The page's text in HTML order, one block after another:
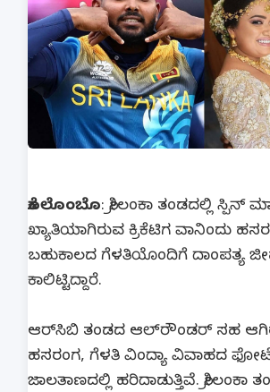
ಕೊಲೊಂಬೊ: ಶ್ರೀಲಂಕಾ ತಂಡದಲ್ಲಿ ಸ್ಪಿನ್
ಖ್ಯಾತಿಯಾಗಿರುವ ಕ್ರಿಕೆಟಿಗ ವಾನಿಂದು
ಬಹುಕಾಲದ ಗೆಳತಿಯೊಂದಿಗೆ ದಾಂಪತ್ಯ
ಕಾಲಿಟ್ಟಿದ್ದಾರೆ.
ಆರ್‌ಸಿಬಿ ತಂಡದ ಆಲ್‌ರೌಂಡರ್ ಸಹ
ಹಸರಂಗ, ಗೆಳತಿ ವಿಂದ್ಯಾ ವಿವಾಹದ
ಜಾಲತಾಣದಲ್ಲಿ ಹರಿದಾಡುತ್ತಿವೆ. ಶ್ರೀಲಂಕಾ